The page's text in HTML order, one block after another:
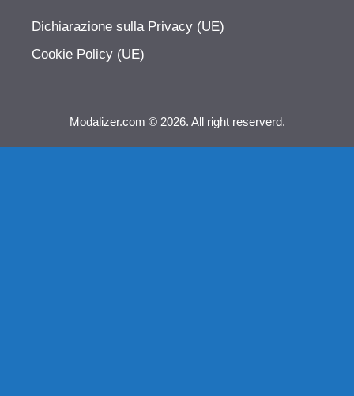
Dichiarazione sulla Privacy (UE)
Cookie Policy (UE)
Modalizer.com © 2026. All right reserverd.